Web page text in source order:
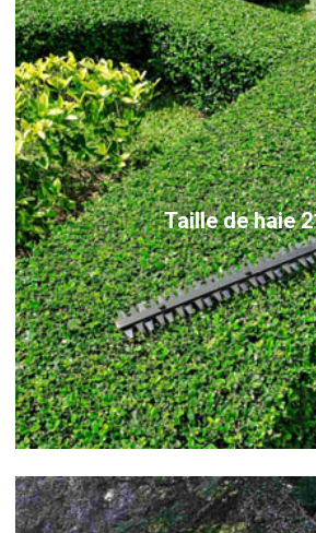
Taille de haie